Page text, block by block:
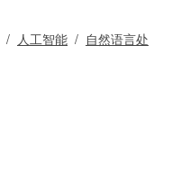
/ 人工智能 / 自然语言处